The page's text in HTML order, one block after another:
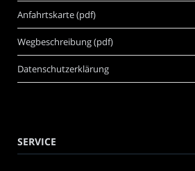
Anfahrtskarte (pdf)
Wegbeschreibung (pdf)
Datenschutzerklärung
SERVICE